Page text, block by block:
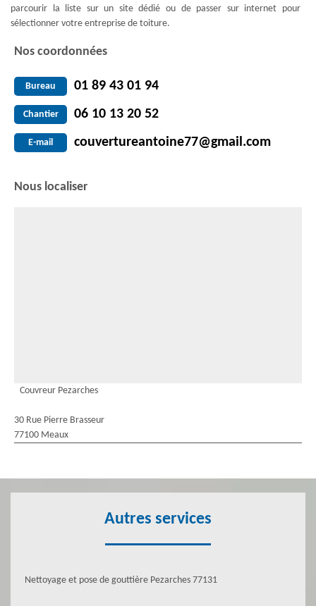
parcourir la liste sur un site dédié ou de passer sur internet pour
sélectionner votre entreprise de toiture.
Nos coordonnées
Bureau 01 89 43 01 94
Chantier 06 10 13 20 52
E-mail couvertureantoine77@gmail.com
Nous localiser
Couvreur Pezarches
30 Rue Pierre Brasseur
77100 Meaux
Autres services
Nettoyage et pose de gouttière Pezarches 77131